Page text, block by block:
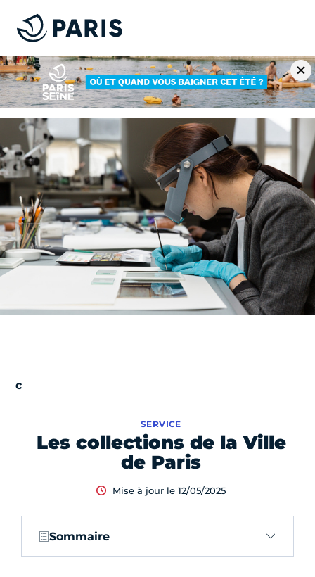
Les collections de la Ville
de Paris
SERVICE
Mise à jour le 12/05/2025
Sommaire